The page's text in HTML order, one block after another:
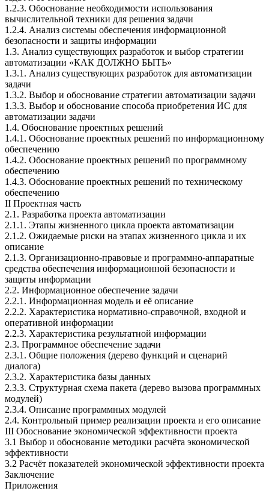
1.2.3. Обоснование необходимости использования
вычислительной техники для решения задачи
1.2.4. Анализ системы обеспечения информационной
безопасности и защиты информации
1.3. Анализ существующих разработок и выбор стратегии
автоматизации «КАК ДОЛЖНО БЫТЬ»
1.3.1. Анализ существующих разработок для автоматизации
задачи
1.3.2. Выбор и обоснование стратегии автоматизации задачи
1.3.3. Выбор и обоснование способа приобретения ИС для
автоматизации задачи
1.4. Обоснование проектных решений
1.4.1. Обоснование проектных решений по информационному
обеспечению
1.4.2. Обоснование проектных решений по программному
обеспечению
1.4.3. Обоснование проектных решений по техническому
обеспечению
II Проектная часть
2.1. Разработка проекта автоматизации
2.1.1. Этапы жизненного цикла проекта автоматизации
2.1.2. Ожидаемые риски на этапах жизненного цикла и их
описание
2.1.3. Организационно-правовые и программно-аппаратные
средства обеспечения информационной безопасности и
защиты информации
2.2. Информационное обеспечение задачи
2.2.1. Информационная модель и её описание
2.2.2. Характеристика нормативно-справочной, входной и
оперативной информации
2.2.3. Характеристика результатной информации
2.3. Программное обеспечение задачи
2.3.1. Общие положения (дерево функций и сценарий
диалога)
2.3.2. Характеристика базы данных
2.3.3. Структурная схема пакета (дерево вызова программных
модулей)
2.3.4. Описание программных модулей
2.4. Контрольный пример реализации проекта и его описание
III Обоснование экономической эффективности проекта
3.1 Выбор и обоснование методики расчёта экономической
эффективности
3.2 Расчёт показателей экономической эффективности проекта
Заключение
Приложения